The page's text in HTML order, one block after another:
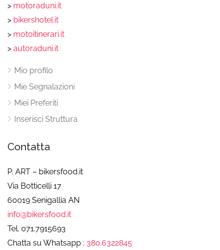
> motoraduni.it
> bikershotel.it
> motoitinerari.it
> autoraduni.it
Mio profilo
Mie Segnalazioni
Miei Preferiti
Inserisci Struttura
Contatta
P. ART – bikersfood.it
Via Botticelli 17
60019 Senigallia AN
info@bikersfood.it
Tel. 071.7915693
Chatta su Whatsapp : 380.6322845